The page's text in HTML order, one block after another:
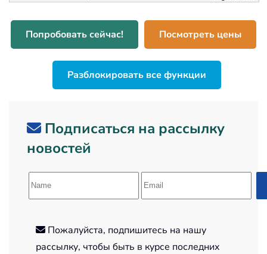
Попробовать сейчас! Посмотреть цены
Разблокировать все функции
Подписаться на рассылку
новостей
Пожалуйста, подпишитесь на нашу
рассылку, чтобы быть в курсе последних